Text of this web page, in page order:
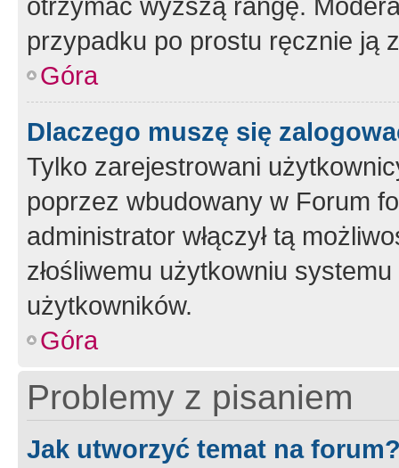
przypadku po prostu ręcznie ją
Góra
Dlaczego muszę się
Tylko zarejestrowani
poprzez wbudowany w Forum
administrator włączył tą
złośliwemu użytkowniu
użytkowników.
Góra
Problemy z pisaniem
Jak utworzyć temat na